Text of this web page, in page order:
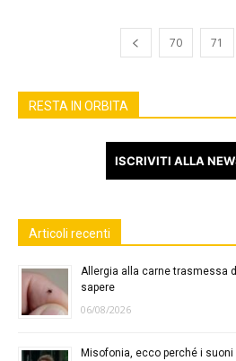
70 71
RESTA IN ORBITA
ISCRIVITI ALLA
Articoli recenti
Allergia alla carne trasmessa
sapere
06/08/2026
Misofonia, ecco perché i